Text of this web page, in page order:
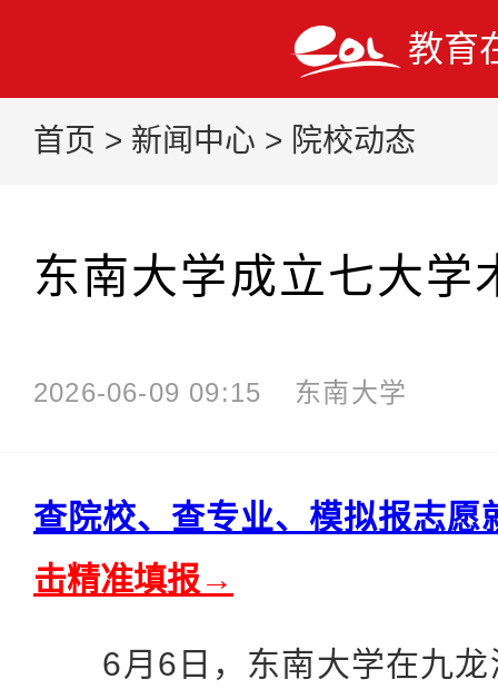
教育
首页 > 新闻中心 > 院校动态
东南大学成立七大学
2026-06-09 09:15 东南大学
查院校、查专业、模拟报志
击精准填报→
6月6日，东南大学在九龙